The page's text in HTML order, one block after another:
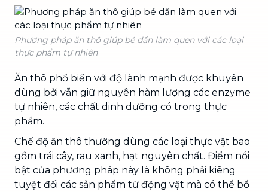
Phương pháp ăn thô giúp bé dần làm quen với các loại
thực phẩm tự nhiên
Ăn thô phổ biến với độ lành mạnh được khuyên
dùng bởi vẫn giữ nguyên hàm lượng các enzyme
tự nhiên, các chất dinh dưỡng có trong thực
phẩm.
Chế độ ăn thô thường dùng các loại thực vật bao
gồm trái cây, rau xanh, hạt nguyên chất. Điểm nổi
bật của phương pháp này là không phải kiêng
tuyệt đối các sản phẩm từ động vật mà có thể bổ